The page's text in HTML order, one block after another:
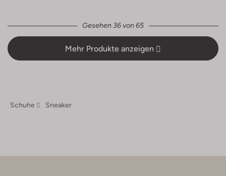
Gesehen 36 von 65
Mehr Produkte anzeigen
Schuhe Sneaker